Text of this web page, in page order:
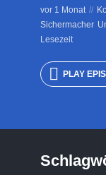
vor 1 Monat
Sichermacher
Lesezeit
PLAY